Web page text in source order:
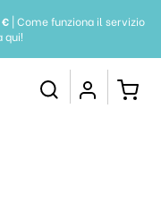
| Come funziona il servizio
qui!